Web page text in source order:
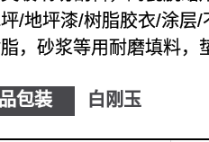
/地坪漆/树脂胶衣/涂层
，砂浆等用耐磨填料，
包装 白刚玉